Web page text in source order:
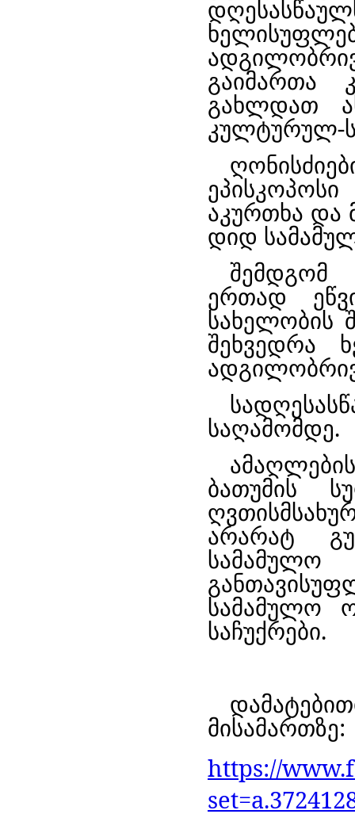
გაიმართა
გახლდათ
კულტურულ-
აკურთხა და
დიდ
შემდგომ
ერთად
სახელობის
შეხვედრა
საღამომდე.
ბათუმის
არარატ
სამამულო
საჩუქრები.
მისამართზე:
https://